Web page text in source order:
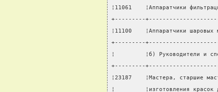
¦11061    ¦Аппаратчики
+---------
¦11100    ¦Аппаратчики
+---------
¦         ¦б) Руководители
+---------
¦23187    ¦Мастера, старшие
¦         ¦изготовления